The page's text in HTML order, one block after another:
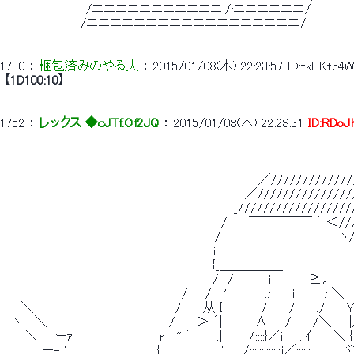
/ニニニニニニニニニニニ:/:ニニニニニニ/
/ニニニニニニニニニニニニニニニニニニ/
1730 ： 梱包済みのやる夫 ： 2015/01/08(木) 22:23:57 ID:tkHKtp4W
【1D100:10】
1752 ： レックス ◆cJTf.Of2JQ ： 2015/01/08(木) 22:28:31
／
／
_///////////////////ヾ
/ 　　￣￣￣￣￣ ｀ ＜////
/　　　 　 　 　 　 　 　 　 ヽ//
i 　　　　　　　　　　　　　 　　
{_＿＿＿＿＿　　　　　　　
/　/　　　　i　　 　　≧。　　　
/　　/　 '　　　　 .}　　 i　　　 } ＼　 ／
＼　　　　　　　　　　 　 　 　 　 /　　 从 {　　　　 / 　　/　
ヽ　 ＼　　　　　　　　　　　　　　/　　 ＞ ´|　　　 .∧　　/
＼　　ーｧ　　　　　　　　 　 r　 '' ´　 　 .|　　　/::::}／i　　
__　　 ー- ' ..　　　　　　　　　 {　　　　　　　',　　/:::::::::::::j／